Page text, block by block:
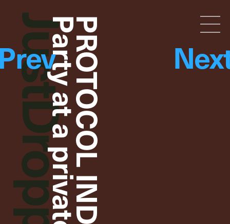
Droptokyo
JustDropped